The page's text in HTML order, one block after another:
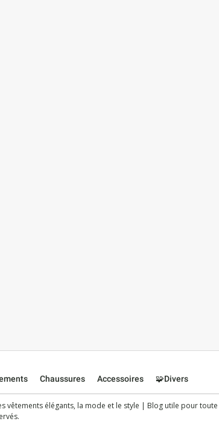
Chaussures Accessoires 🧩Divers
vêtements élégants, la mode et le style | Blog utile pour